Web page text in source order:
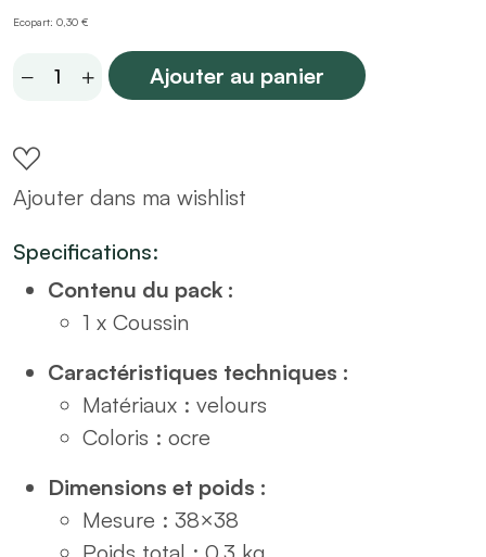
Ecopart: 0,30 €
Coussin
38x38
quantity
Ajouter au panier
Ajouter dans ma wishlist
Specifications:
Contenu du pack :
1 x Coussin
Caractéristiques techniques :
Matériaux : velours
Coloris : ocre
Dimensions et poids :
Mesure : 38×38